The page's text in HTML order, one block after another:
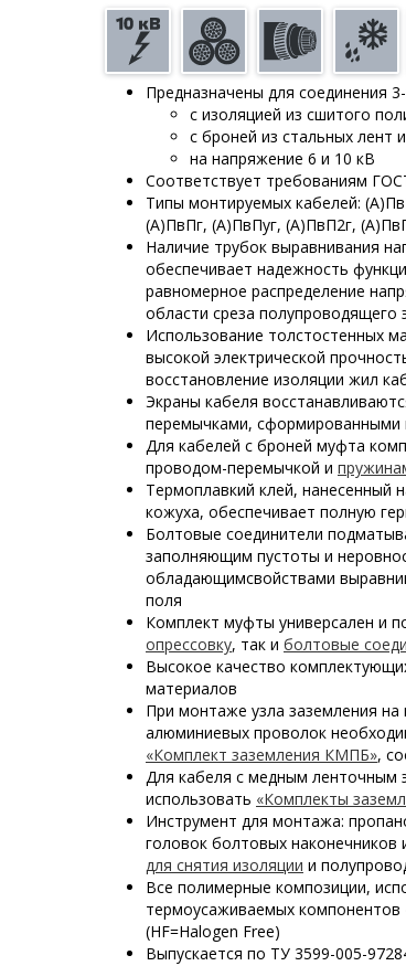
Предназначены для соединения
с изоляцией из сшитого
с броней из стальных лент
на напряжение 6 и 10 кВ
Соответствует требованиям
Типы монтируемых кабелей:
(А)ПвПг, (А)ПвПуг, (А)ПвП2г,
Наличие трубок выравнивания
обеспечивает надежность
равномерное распределение
области среза полупроводящего
Использование толстостенных
высокой электрической
восстановление изоляции жил
Экраны кабеля
перемычками, сформированными
Для кабелей с броней муфта
проводом-перемычкой и
Термоплавкий клей, нанесенный
кожуха, обеспечивает полную
Болтовые соединители
заполняющим пустоты и
обладающимсвойствами
поля
Комплект муфты универсален и
опрессовку, так и болтовые
Высокое качество
материалов
При монтаже узла заземления на
алюминиевых проволок
«Комплект заземления КМПБ»,
Для кабеля с медным ленточным
использовать «Комплекты
Инструмент для монтажа:
головок болтовых наконечников
для снятия изоляции и
Все полимерные композиции,
термоусаживаемых компонентов
(HF=Halogen Free)
Выпускается по ТУ 3599-005-